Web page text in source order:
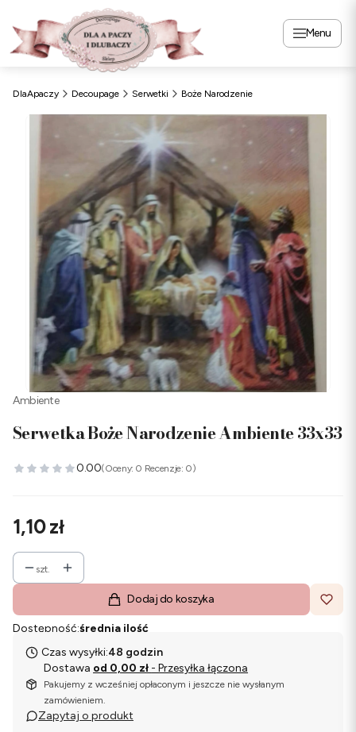
Menu
DlaApaczy Decoupage Serwetki Boże Narodzenie
Ambiente
Serwetka Boże Narodzenie Ambiente 33x33
0.00(Oceny: 0 Recenzje: 0)
Cena
1,10 zł
szt.
Dodaj do koszyka
Dostępność:średnia ilość
Czas wysyłki:48 godzin
Dostawa od 0,00 zł - Przesyłka łączona
Pakujemy z wcześniej opłaconym i jeszcze nie wysłanym
zamówieniem.
Zapytaj o produkt